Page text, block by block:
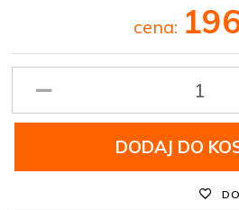
cena:
produktu
DODAJ DO